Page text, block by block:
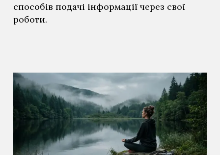
способів подачі інформації через свої
роботи.